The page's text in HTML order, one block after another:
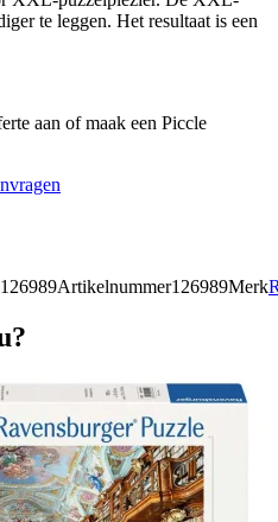
te leggen. Het resultaat is een
aan of maak een Piccle
Artikelnummer126989Merk